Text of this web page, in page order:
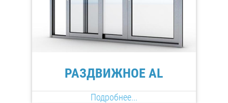
РАЗДВИЖНОЕ AL
Подробнее...